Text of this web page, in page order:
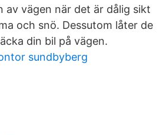
av vägen när det är dålig sikt
och snö. Dessutom låter de
din bil på vägen.
sundbyberg